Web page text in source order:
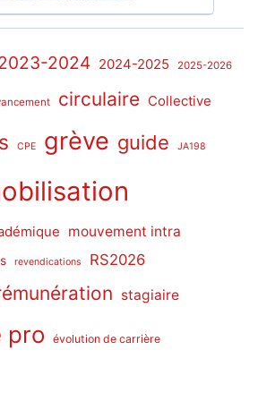
2024 2024-2025 2025-2026
circulaire Collective
CPE grève guide JA198
mouvement intra
revendications RS2026
stagiaire
pro évolution de carrière